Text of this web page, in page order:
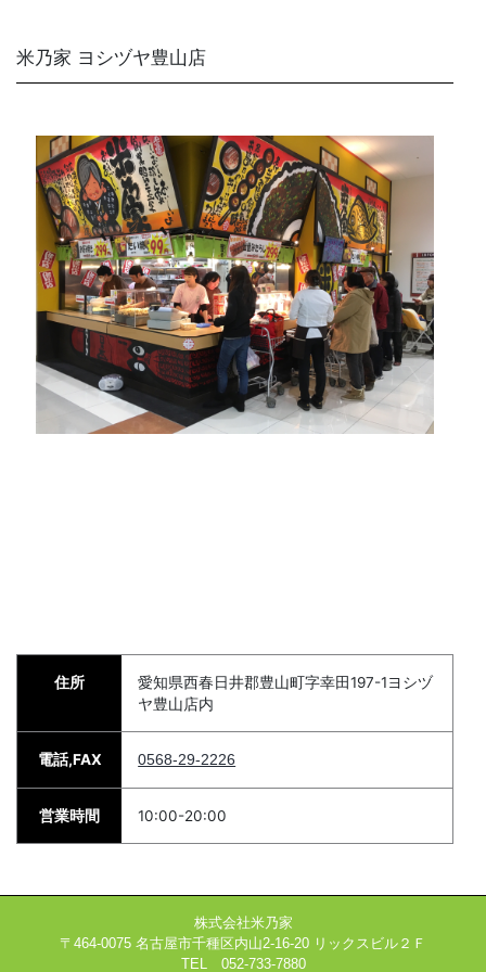
米乃家 ヨシヅヤ豊山店
住所
愛知県西春日井郡豊山町字幸田197-1ヨシヅ
ヤ豊山店内
電話,FAX 0568-29-2226
営業時間 10:00-20:00
株式会社米乃家
〒464-0075 名古屋市千種区内山2-16-20 リックスビル２Ｆ
TEL 052-733-7880